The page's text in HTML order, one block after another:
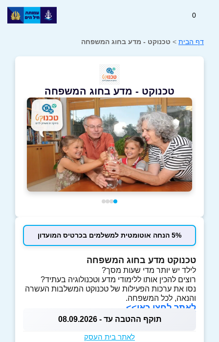
0
דף הבית > טכנוקט - מדע בחוג המשפחה
טכנוקט - מדע בחוג המשפחה
5% הנחה אוטומטית למשלמים בכרטיס המועדון
טכנוקט מדע בחוג המשפחה
לילד יש יותר מדי שעות מסך?
רוצים להכין אותו ללימודי מדע וטכנולוגיה בעתיד?
נסו את ערכות הפעילות של טכנוקט המשלבות העשרה
והנאה, לכל המשפחה.
לאתר לחצו כאן>>
תוקף ההטבה עד - 08.09.2026
לאתר בית העסק